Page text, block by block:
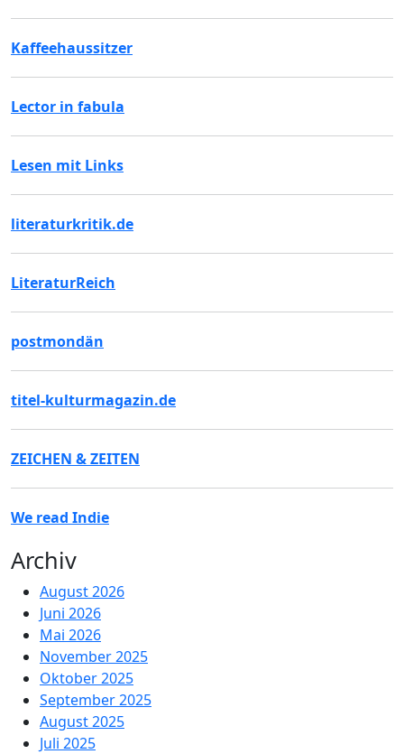
Kaffeehaussitzer
Lector in fabula
Lesen mit Links
literaturkritik.de
LiteraturReich
postmondän
titel-kulturmagazin.de
ZEICHEN & ZEITEN
We read Indie
Archiv
August 2026
Juni 2026
Mai 2026
November 2025
Oktober 2025
September 2025
August 2025
Juli 2025